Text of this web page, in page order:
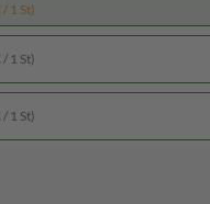
1 St)
1 St)
1 St)